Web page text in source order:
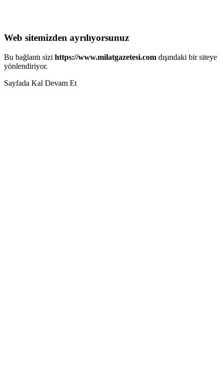
Web sitemizden ayrılıyorsunuz
Bu bağlantı sizi https://www.milatgazetesi.com dışındaki bir siteye
yönlendiriyor.
Sayfada Kal Devam Et